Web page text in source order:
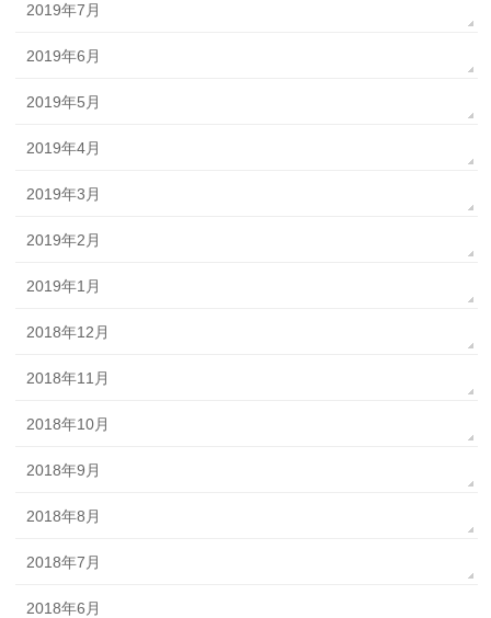
2019年7月
2019年6月
2019年5月
2019年4月
2019年3月
2019年2月
2019年1月
2018年12月
2018年11月
2018年10月
2018年9月
2018年8月
2018年7月
2018年6月